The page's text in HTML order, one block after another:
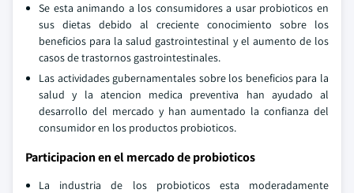
Se esta animando a los consumidores a usar probioticos en
sus dietas debido al creciente conocimiento sobre los
beneficios para la salud gastrointestinal y el aumento de los
casos de trastornos gastrointestinales.
Las actividades gubernamentales sobre los beneficios para la
salud y la atencion medica preventiva han ayudado al
desarrollo del mercado y han aumentado la confianza del
consumidor en los productos probioticos.
Participacion en el mercado de probioticos
La industria de los probioticos esta moderadamente